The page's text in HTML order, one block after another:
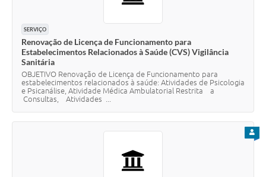
SERVIÇO
Renovação de Licença de Funcionamento para
Estabelecimentos Relacionados à Saúde (CVS) Vigilância
Sanitária
OBJETIVO Renovação de Licença de Funcionamento para
estabelecimentos relacionados à saúde: Atividades de Psicologia
e Psicanálise, Atividade Médica Ambulatorial Restrita a
Consultas, Atividades ...